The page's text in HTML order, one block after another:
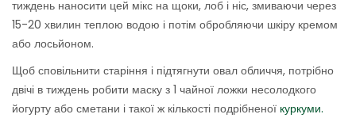
тиждень наносити цей мікс на щоки, лоб і ніс, змиваючи через
15-20 хвилин теплою водою і потім обробляючи шкіру кремом
або лосьйоном.
Щоб сповільнити старіння і підтягнути овал обличчя, потрібно
двічі в тиждень робити маску з 1 чайної ложки несолодкого
йогурту або сметани і такої ж кількості подрібненої куркуми.